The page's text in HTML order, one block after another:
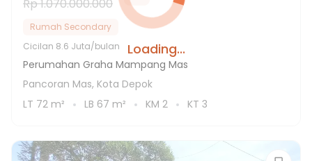
Loading...
Rp 1.070.000.000
Rumah Secondary
Cicilan 8.6 Juta/bulan
Perumahan Graha Mampang Mas
Pancoran Mas, Kota Depok
LT 72 m² LB 67 m² KM 2 KT 3